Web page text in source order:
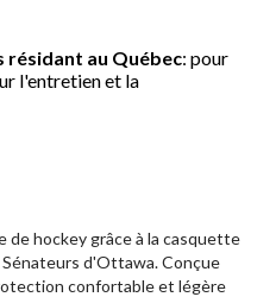
résidant au Québec: pour
l'entretien et la
hockey grâce à la casquette
d'Ottawa. Conçue
confortable et légère